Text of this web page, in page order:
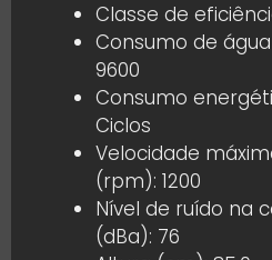
Classe de
Consumo de
9600
Consumo
Ciclos
Velocidade
(rpm): 1200
Nível de ruído na
(dBa): 76